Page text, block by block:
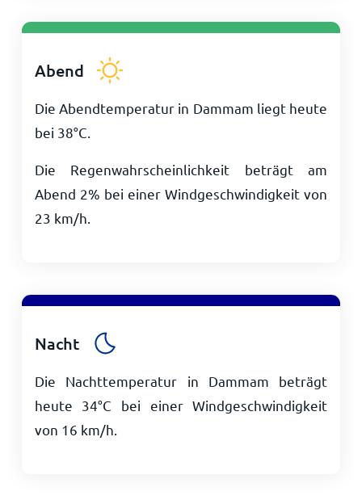
Abend
Die Abendtemperatur in Dammam liegt heute
bei 38°C
Die Regenwahrscheinlichkeit beträgt am
Abend 2% bei einer Windgeschwindigkeit von
23 km/h
Nacht
Die Nachttemperatur in Dammam beträgt
heute 34°C bei einer Windgeschwindigkeit
von 16 km/h